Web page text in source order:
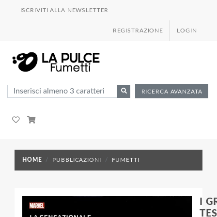
ISCRIVITI ALLA NEWSLETTER
REGISTRAZIONE LOGIN
RICERCA AVANZATA
HOME PUBBLICAZIONI FUMETTI
I